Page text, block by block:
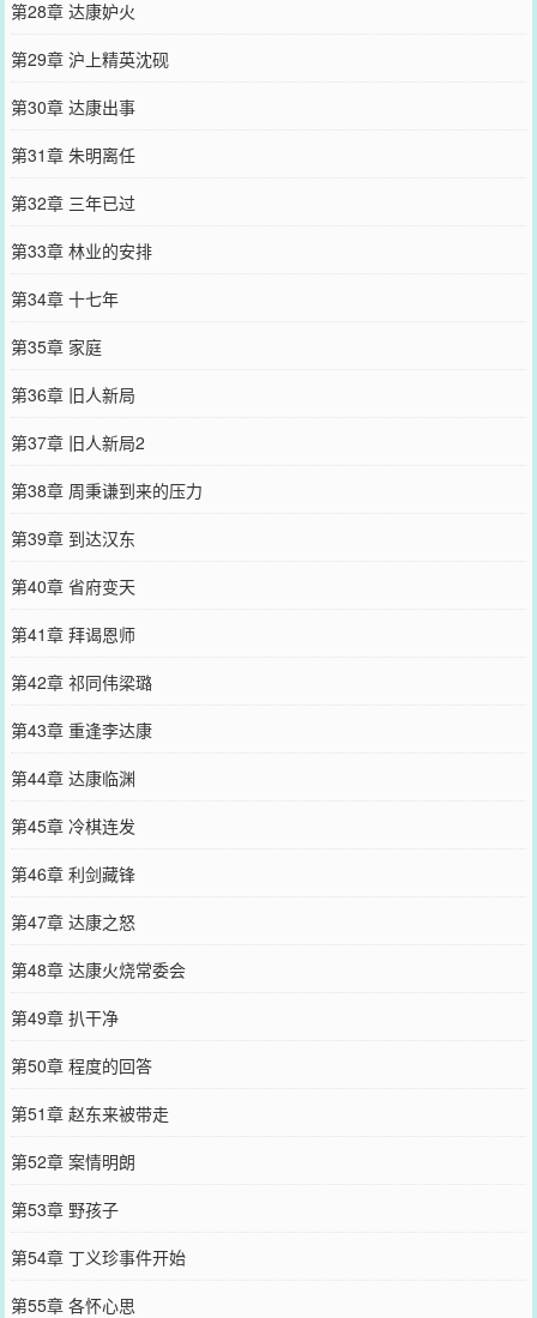
第28章 达康妒火
第29章 沪上精英沈砚
第30章 达康出事
第31章 朱明离任
第32章 三年已过
第33章 林业的安排
第34章 十七年
第35章 家庭
第36章 旧人新局
第37章 旧人新局2
第38章 周秉谦到来的压力
第39章 到达汉东
第40章 省府变天
第41章 拜谒恩师
第42章 祁同伟梁璐
第43章 重逢李达康
第44章 达康临渊
第45章 冷棋连发
第46章 利剑藏锋
第47章 达康之怒
第48章 达康火烧常委会
第49章 扒干净
第50章 程度的回答
第51章 赵东来被带走
第52章 案情明朗
第53章 野孩子
第54章 丁义珍事件开始
第55章 各怀心思